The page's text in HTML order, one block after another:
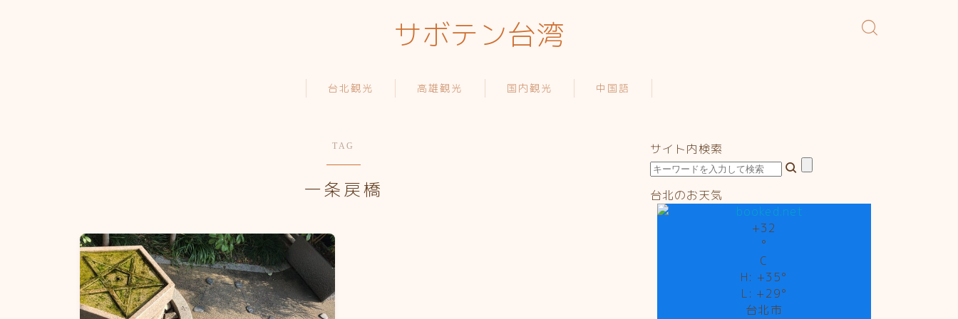
サボテン台湾
台北観光 高雄観光 国内観光 中国語
TAG
一条戻橋
サイト内検索
台北のお天気
+32
°
C
H: +35°
L: +29°
台北市